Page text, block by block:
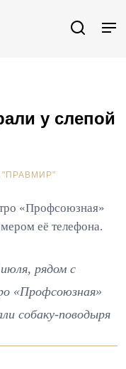
у слепой
«Профсоюзная»
её телефона.
рядом с
«Профсоюзная»
собаку-поводыря